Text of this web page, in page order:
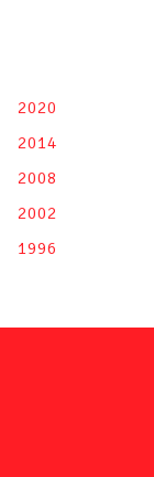
2020
2014
2008
2002
1996